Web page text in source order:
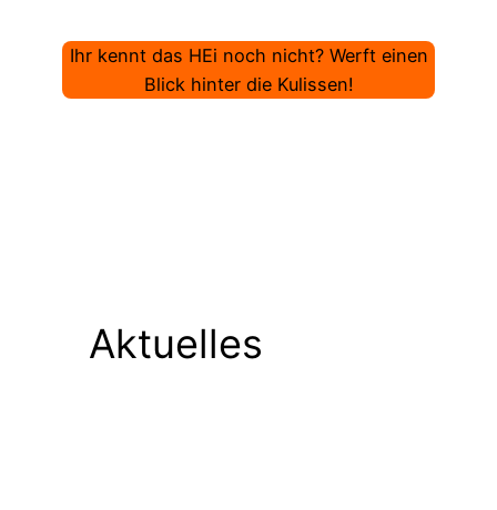
Ihr kennt das HEi noch nicht? Werft einen
Blick hinter die Kulissen!
Aktuelles